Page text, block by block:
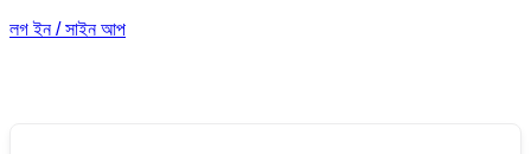
লগ ইন / সাইন আপ